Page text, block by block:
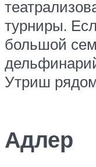
турниры.
большой
Утриш
Адлер